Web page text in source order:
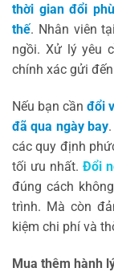
thời gian đổi
thế. Nhân viên
ngồi. Xử lý yêu
chính xác gửi
Nếu bạn cần đổi
đã qua ngày bay
các quy định
tối ưu nhất. Đổi
đúng cách
trình. Mà còn
kiệm chi phí và
Mua thêm hành